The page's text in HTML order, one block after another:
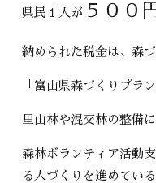
県民１人が ５００
納められた税金は、森
「富山県森づくりプラ
里山林や混交林の整備
森林ボランティア活動
る人づくりを進めている